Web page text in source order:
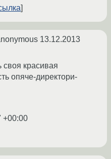
13.12.2013
своя красивая
опяче-директори-
+00:00